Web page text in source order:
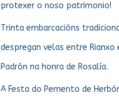
protexer o noso patrimonio!
Trinta embarcacións
despregan velas entre Rianxo
Padrón na honra de Rosalía.
A Festa do Pemento de